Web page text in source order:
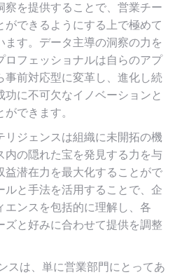
察を提供することで、営業チー
ができるようにする上で極めて
す。データ主導の洞察の力を
ロフェッショナルは自らのアプ
事前対応型に変革し、進化し続
に不可欠なイノベーションと
できます。
リジェンスは組織に未開拓の機
内の隠れた宝を発見する力を与
益潜在力を最大化することがで
ルと手法を活用することで、企
エンスを包括的に理解し、各
ズと好みに合わせて提供を調整
スは、単に営業部門にとってあ